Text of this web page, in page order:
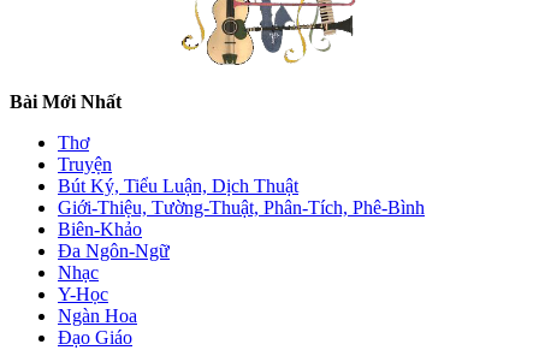
Bài Mới Nhất
Thơ
Truyện
Bút Ký, Tiểu Luận, Dịch Thuật
Giới-Thiệu, Tường-Thuật, Phân-Tích, Phê-Bình
Biên-Khảo
Đa Ngôn-Ngữ
Nhạc
Y-Học
Ngàn Hoa
Đạo Giáo